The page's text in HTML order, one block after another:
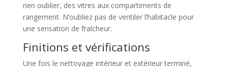
rien oublier, des vitres aux compartiments de
rangement. N’oubliez pas de ventiler l’habitacle pour
une sensation de fraîcheur.
Finitions et vérifications
Une fois le nettoyage intérieur et extérieur terminé,